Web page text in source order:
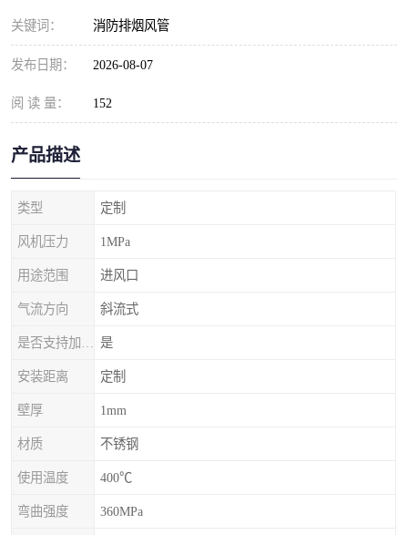
关键词： 消防排烟风管
发布日期： 2026-08-07
阅 读 量： 152
产品描述
类型 定制
风机压力 1MPa
用途范围 进风口
气流方向 斜流式
是
安装距离 定制
壁厚 1mm
材质 不锈钢
使用温度 400℃
弯曲强度 360MPa